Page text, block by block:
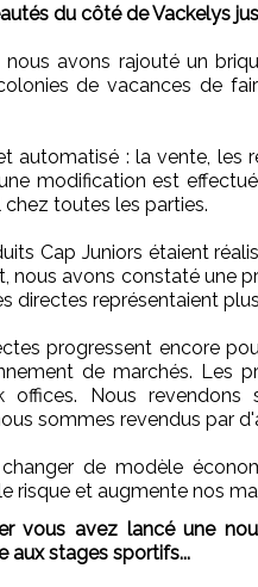
du côté de Vackelys
nous avons rajouté un
de vacances de
automatisé : la vente, les
modification est
toutes les parties.
Cap Juniors étaient
nous avons constaté une
directes représentaient
progressent encore
de marchés. Les
offices. Nous revendons
sommes revendus par
de modèle
risque et augmente nos
vous avez lancé une
aux stages sportifs...